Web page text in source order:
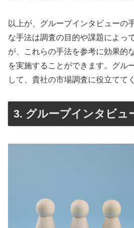
以上が、グループインタビューの
な手法は調査の目的や課題によっ
が、これらの手法を参考に効果的
を実施することができます。グル
して、貴社の市場調査に役立てて
3. グループインタビュ